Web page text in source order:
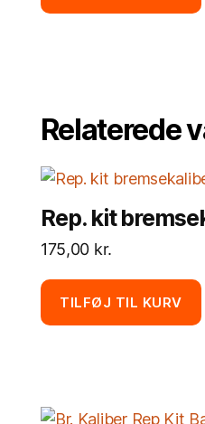
Relaterede
Rep. kit
175,00 kr.
TILFØJ TIL KURV